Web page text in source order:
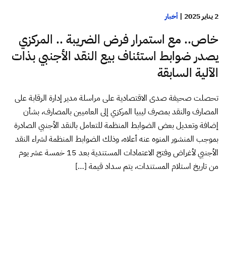
2 يناير 2025 | أخبار
خاص.. مع استمرار فرض الضريبة .. المركزي
يصدر ضوابط استئناف بيع النقد الأجنبي بذات
الآلية السابقة
تحصلت صحيفة صدى الاقتصادية على مراسلة مدير إدارة الرقابة على
المصارف والنقد بمصرف ليبيا المركزي إلى العاميين بالمصارف، بشأن
إضافة وتعديل بعض الضوابط المنظمة للتعامل بالنقد الأجنبي الصادرة
بموجب المنشور المنوه عنه أعلاه، وذلك الضوابط المنظمة لشراء النقد
الأجنبي لأغراض وفتح الاعتمادات المستندية بعد 15 خمسة عشر يوم
من تاريخ استلام المستندات، يتم سداد قيمة […]